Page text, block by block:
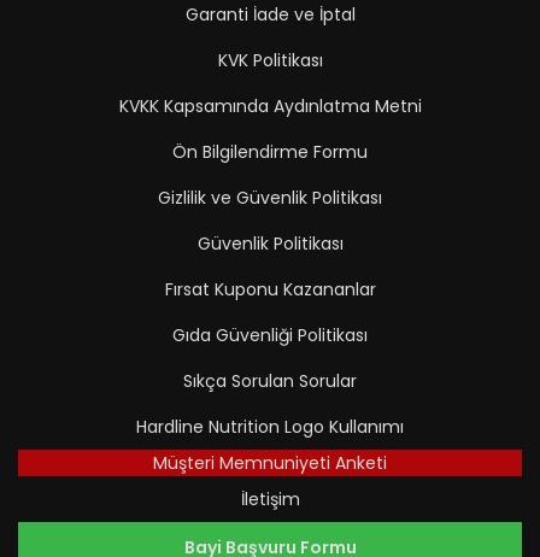
Garanti İade ve İptal
KVK Politikası
KVKK Kapsamında Aydınlatma Metni
Ön Bilgilendirme Formu
Gizlilik ve Güvenlik Politikası
Güvenlik Politikası
Fırsat Kuponu Kazananlar
Gıda Güvenliği Politikası
Sıkça Sorulan Sorular
Hardline Nutrition Logo Kullanımı
Müşteri Memnuniyeti Anketi
İletişim
Bayi Başvuru Formu